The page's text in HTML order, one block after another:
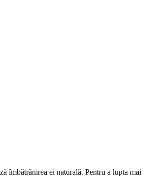
îmbătrânirea ei naturală. Pentru a lupta mai